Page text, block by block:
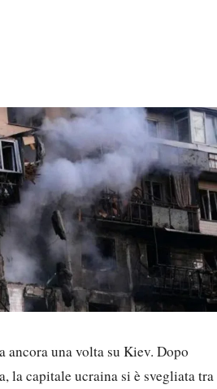
ancora una volta su Kiev. Dopo
la capitale ucraina si è svegliata tra